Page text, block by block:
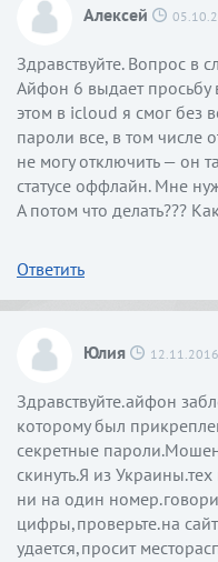
Алексей
Здравствуйте. Вопрос в
Айфон 6 выдает просьбу
этом в icloud я смог без
пароли все, в том
не могу отключить — он
статусе оффлайн. Мне
А потом что делать???
Ответить
Юлия 12.11.2016
Здравствуйте.айфон
которому был
секретные
скинуть.Я из
ни на один
цифры,проверьте.на
удается,просит